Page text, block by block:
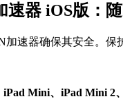
器 iOS版：
速器确保其安全。
Mini、iPad Mini 2